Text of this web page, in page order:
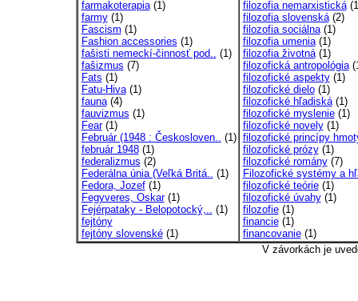
farmakoterapia(1)
farmy(1)
Fascism (1)
Fashion accessories (1)
fašisti nemeckí-činnosť pod.. (1)
fašizmus (7)
Fats (1)
Fatu-Hiva(1)
fauna(4)
fauvizmus (1)
Fear(1)
Február (1948 : Českosloven.. (1)
február 1948(1)
federalizmus (2)
Federálna únia (Veľká Britá.. (1)
Fedora, Jozef(1)
Fegyveres, Oskar(1)
Fejérpataky - Belopotocký,.. (1)
fejtóny
fejtóny slovenské(1)
filozofia nemarxistická
filozofia slovenská(2)
filozofia sociálna(1)
filozofia umenia(1)
filozofia životná(1)
filozofická antropológia
filozofické aspekty(1)
filozofické dielo(1)
filozofické hľadiská(1)
filozofické myslenie(1)
filozofické novely(1)
filozofické princípy
filozofické prózy(1)
filozofické romány(7)
Filozofické systémy a
filozofické teórie(1)
filozofické úvahy(1)
filozofie(1)
financie(1)
financovanie(1)
V závorkách je